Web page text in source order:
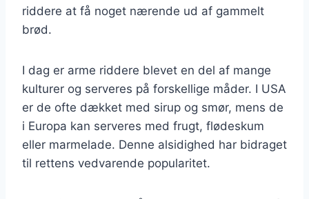
riddere at få noget nærende ud af gammelt
brød.
I dag er arme riddere blevet en del af mange
kulturer og serveres på forskellige måder. I USA
er de ofte dækket med sirup og smør, mens de
i Europa kan serveres med frugt, flødeskum
eller marmelade. Denne alsidighed har bidraget
til rettens vedvarende popularitet.